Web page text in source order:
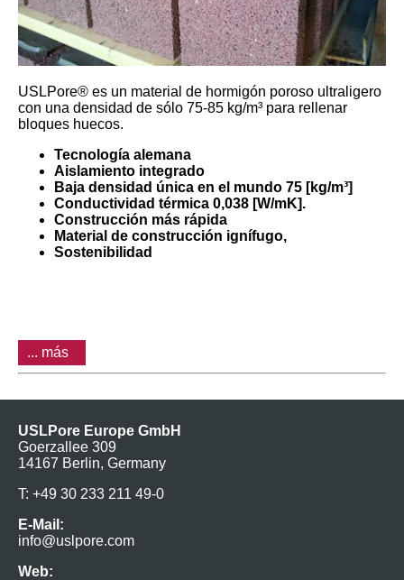
USLPore® es un material de hormigón poroso ultraligero
con una densidad de sólo 75-85 kg/m³ para rellenar
bloques huecos.
Tecnología alemana
Aislamiento integrado
Baja densidad única en el mundo 75 [kg/m³]
Conductividad térmica 0,038 [W/mK].
Construcción más rápida
Material de construcción ignífugo,
Sostenibilidad
... más
USLPore Europe GmbH
Goerzallee 309
14167 Berlin, Germany
T: +49 30 233 211 49-0
E-Mail:
info@uslpore.com
Web: